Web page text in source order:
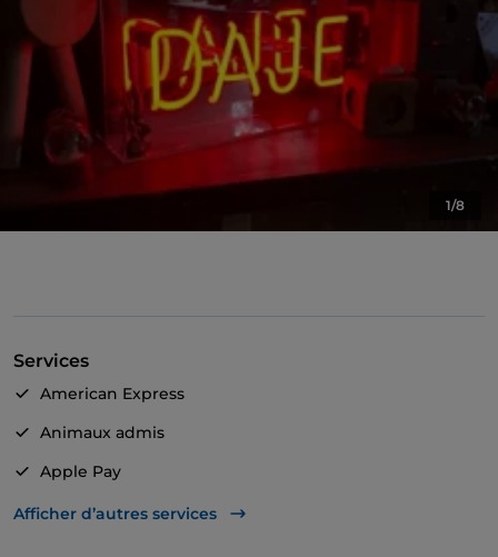
1/8
Services
American Express
Animaux admis
Apple Pay
Guichet automatique
Afficher d’autres services